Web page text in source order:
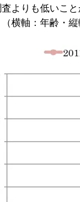
よりも低いこ
横軸：年齢・縦